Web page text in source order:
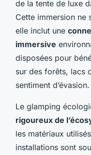
de la tente de luxe
Cette immersion ne
elle inclut une
immersive
disposées pour
sur des forêts, lacs
sentiment d’évasion.
Le glamping
rigoureux de
les matériaux
installations sont